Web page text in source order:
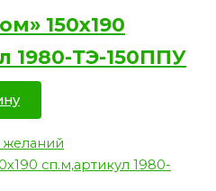
150х190
1980-ТЭ-150ППУ
желаний